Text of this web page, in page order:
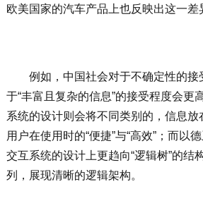
欧美国家的汽车产品上也反映出这一差
例如，中国社会对于不确定性的接
于“丰富且复杂的信息”的接受程度会更
系统的设计则会将不同类别的，信息放
用户在使用时的“便捷”与“高效”；而以
交互系统的设计上更趋向“逻辑树”的结
列，展现清晰的逻辑架构。